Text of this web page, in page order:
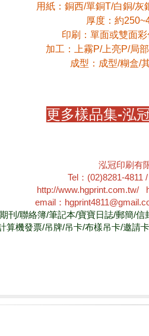
用紙：銅西/單銅T/白銅/
厚度：約
印刷：單面或雙面
加工：上霧P/上亮P/局
成型：成型/糊盒/
更多樣品集-泓
泓冠印刷有
Tel：(02)8281-4811
http://www.hgprint.com.tw/
email：
刊/聯絡簿/筆記本/寶寶日誌/郵簡/
算機發票/吊牌/吊卡/布樣吊卡/邀請